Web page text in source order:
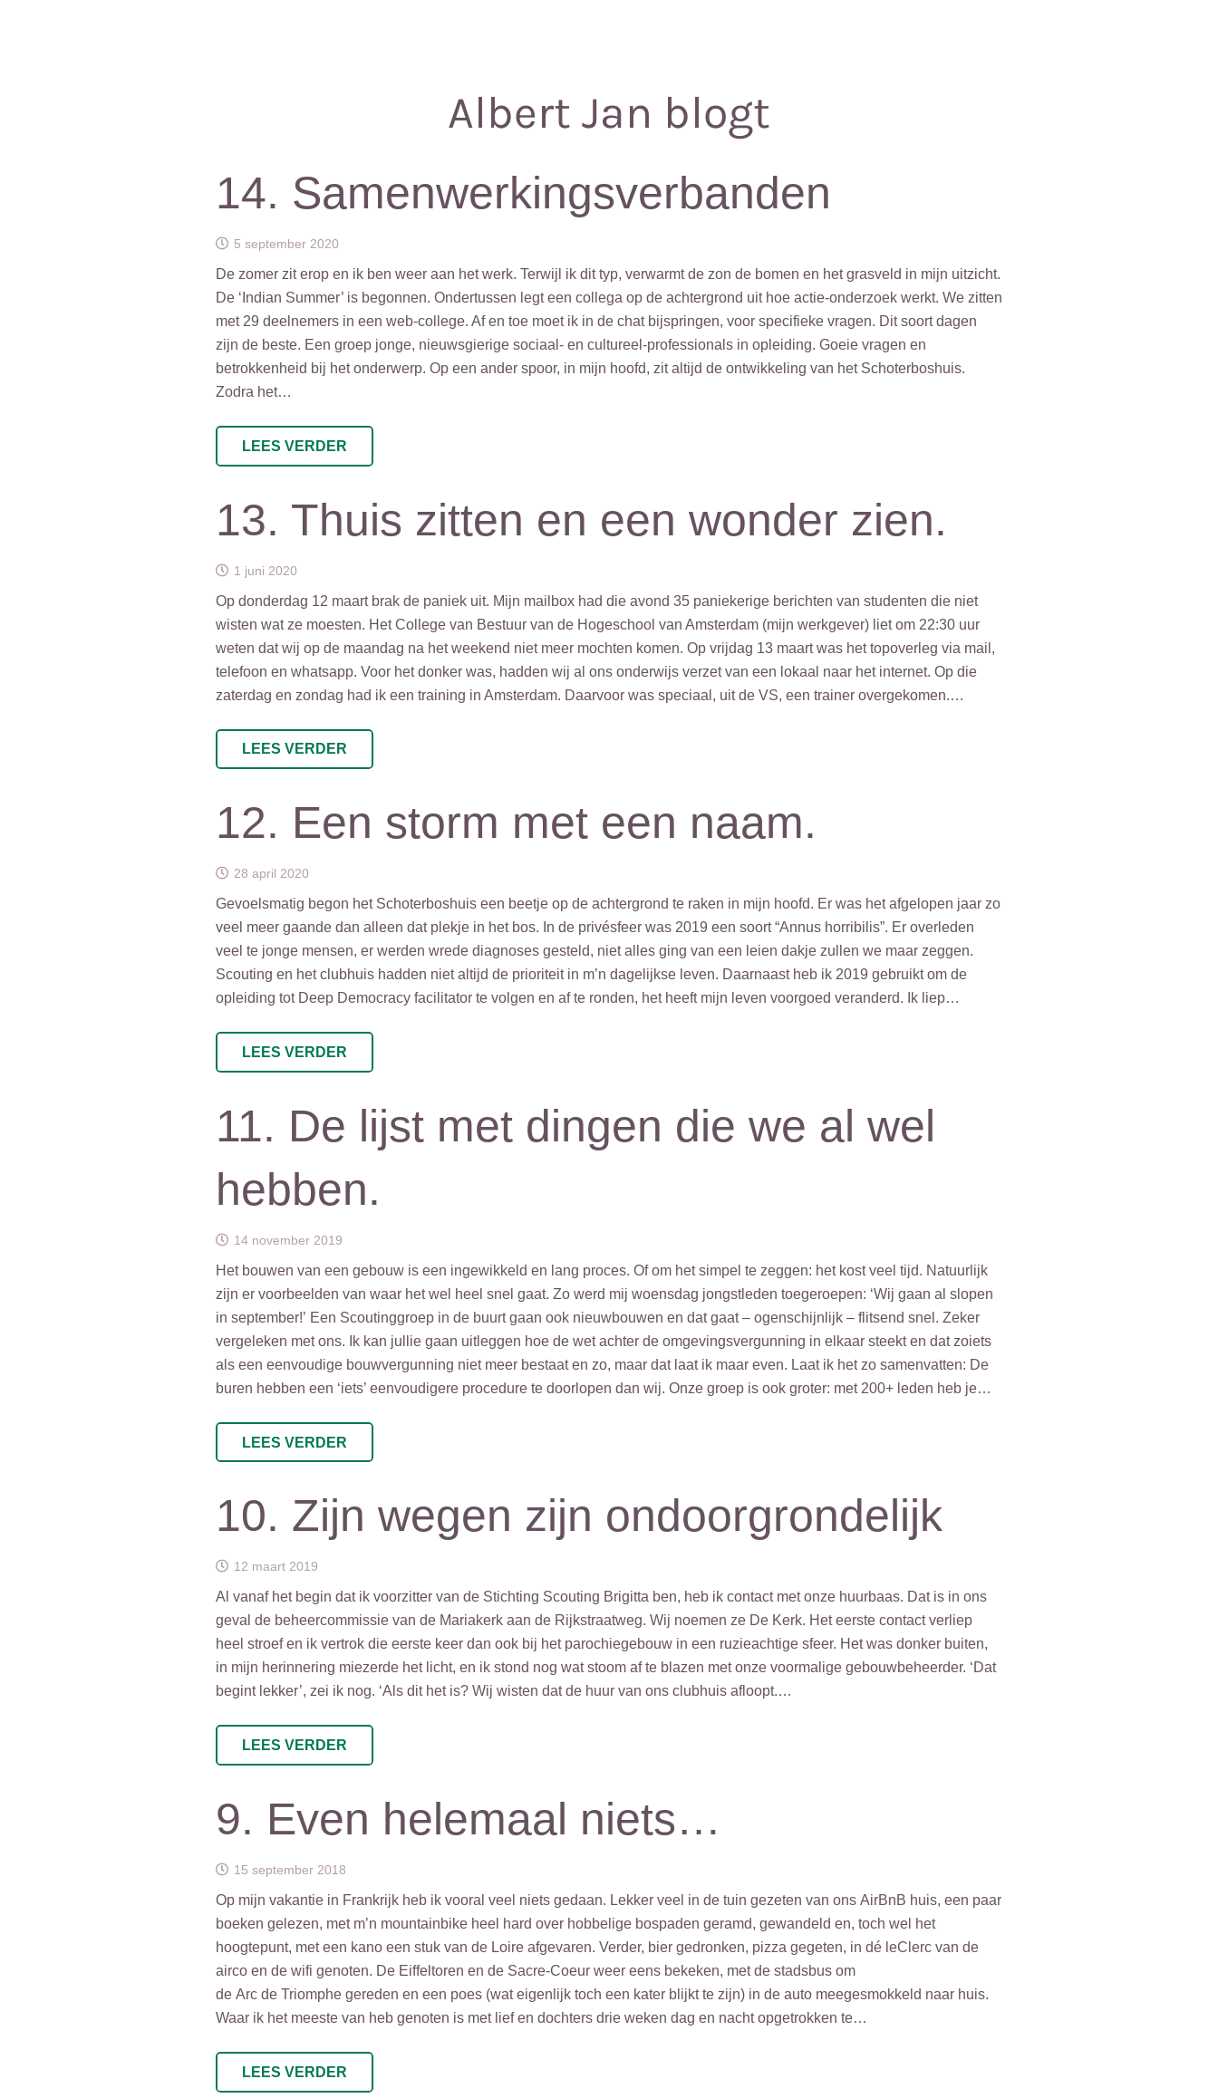
Albert Jan blogt
14. Samenwerkingsverbanden
5 september 2020
De zomer zit erop en ik ben weer aan het werk. Terwijl ik dit typ, verwarmt de zon de bomen en het grasveld in mijn uitzicht.
De ‘Indian Summer’ is begonnen. Ondertussen legt een collega op de achtergrond uit hoe actie-onderzoek werkt. We zitten
met 29 deelnemers in een web-college. Af en toe moet ik in de chat bijspringen, voor specifieke vragen. Dit soort dagen
zijn de beste. Een groep jonge, nieuwsgierige sociaal- en cultureel-professionals in opleiding. Goeie vragen en
betrokkenheid bij het onderwerp. Op een ander spoor, in mijn hoofd, zit altijd de ontwikkeling van het Schoterboshuis.
Zodra het…
LEES VERDER
13. Thuis zitten en een wonder zien.
1 juni 2020
Op donderdag 12 maart brak de paniek uit. Mijn mailbox had die avond 35 paniekerige berichten van studenten die niet
wisten wat ze moesten. Het College van Bestuur van de Hogeschool van Amsterdam (mijn werkgever) liet om 22:30 uur
weten dat wij op de maandag na het weekend niet meer mochten komen. Op vrijdag 13 maart was het topoverleg via mail,
telefoon en whatsapp. Voor het donker was, hadden wij al ons onderwijs verzet van een lokaal naar het internet. Op die
zaterdag en zondag had ik een training in Amsterdam. Daarvoor was speciaal, uit de VS, een trainer overgekomen.…
LEES VERDER
12. Een storm met een naam.
28 april 2020
Gevoelsmatig begon het Schoterboshuis een beetje op de achtergrond te raken in mijn hoofd. Er was het afgelopen jaar zo
veel meer gaande dan alleen dat plekje in het bos. In de privésfeer was 2019 een soort “Annus horribilis”. Er overleden
veel te jonge mensen, er werden wrede diagnoses gesteld, niet alles ging van een leien dakje zullen we maar zeggen.
Scouting en het clubhuis hadden niet altijd de prioriteit in m’n dagelijkse leven. Daarnaast heb ik 2019 gebruikt om de
opleiding tot Deep Democracy facilitator te volgen en af te ronden, het heeft mijn leven voorgoed veranderd. Ik liep…
LEES VERDER
11. De lijst met dingen die we al wel
hebben.
14 november 2019
Het bouwen van een gebouw is een ingewikkeld en lang proces. Of om het simpel te zeggen: het kost veel tijd. Natuurlijk
zijn er voorbeelden van waar het wel heel snel gaat. Zo werd mij woensdag jongstleden toegeroepen: ‘Wij gaan al slopen
in september!’ Een Scoutinggroep in de buurt gaan ook nieuwbouwen en dat gaat – ogenschijnlijk – flitsend snel. Zeker
vergeleken met ons. Ik kan jullie gaan uitleggen hoe de wet achter de omgevingsvergunning in elkaar steekt en dat zoiets
als een eenvoudige bouwvergunning niet meer bestaat en zo, maar dat laat ik maar even. Laat ik het zo samenvatten: De
buren hebben een ‘iets’ eenvoudigere procedure te doorlopen dan wij. Onze groep is ook groter: met 200+ leden heb je…
LEES VERDER
10. Zijn wegen zijn ondoorgrondelijk
12 maart 2019
Al vanaf het begin dat ik voorzitter van de Stichting Scouting Brigitta ben, heb ik contact met onze huurbaas. Dat is in ons
geval de beheercommissie van de Mariakerk aan de Rijkstraatweg. Wij noemen ze De Kerk. Het eerste contact verliep
heel stroef en ik vertrok die eerste keer dan ook bij het parochiegebouw in een ruzieachtige sfeer. Het was donker buiten,
in mijn herinnering miezerde het licht, en ik stond nog wat stoom af te blazen met onze voormalige gebouwbeheerder. ‘Dat
begint lekker’, zei ik nog. ‘Als dit het is? Wij wisten dat de huur van ons clubhuis afloopt.…
LEES VERDER
9. Even helemaal niets…
15 september 2018
Op mijn vakantie in Frankrijk heb ik vooral veel niets gedaan. Lekker veel in de tuin gezeten van ons AirBnB huis, een paar
boeken gelezen, met m’n mountainbike heel hard over hobbelige bospaden geramd, gewandeld en, toch wel het
hoogtepunt, met een kano een stuk van de Loire afgevaren. Verder, bier gedronken, pizza gegeten, in dé leClerc van de
airco en de wifi genoten. De Eiffeltoren en de Sacre-Coeur weer eens bekeken, met de stadsbus om
de Arc de Triomphe gereden en een poes (wat eigenlijk toch een kater blijkt te zijn) in de auto meegesmokkeld naar huis.
Waar ik het meeste van heb genoten is met lief en dochters drie weken dag en nacht opgetrokken te…
LEES VERDER